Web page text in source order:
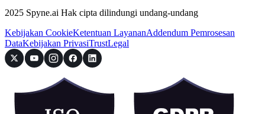
2025 Spyne.ai Hak cipta dilindungi undang-undang
Kebijakan CookieKetentuan LayananAddendum Pemrosesan
DataKebijakan PrivasiTrustLegal